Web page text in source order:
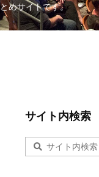
めサイトです。
サイト内検索